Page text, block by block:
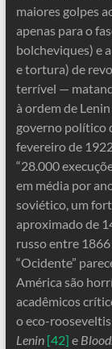
maiores golpes
apenas para o
bolcheviques) e
e tortura) de
terrível —
à ordem de
governo político
fevereiro de
“28.000
em média por
soviético, um
aproximado de
russo entre 1866
“Ocidente”
América são
acadêmicos
o eco-
Lenin [42] e